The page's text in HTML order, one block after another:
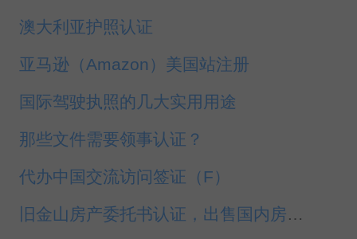
澳大利亚护照认证
亚马逊（Amazon）美国站注册
国际驾驶执照的几大实用用途
那些文件需要领事认证？
代办中国交流访问签证（F）
旧金山房产委托书认证，出售国内房屋，领事认证